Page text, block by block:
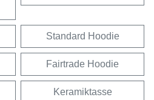
Standard Hoodie
Fairtrade Hoodie
Keramiktasse